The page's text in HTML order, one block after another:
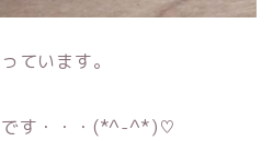
ています。
です・・・(*^-^*)♡